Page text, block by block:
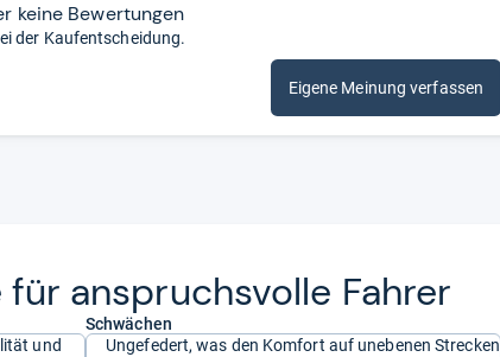
keine Bewertungen
der Kaufentscheidung.
Eigene Meinung verfassen
anspruchs­volle Fah­rer
und
Schwächen
Ungefedert, was den Komfort auf unebenen Strecken